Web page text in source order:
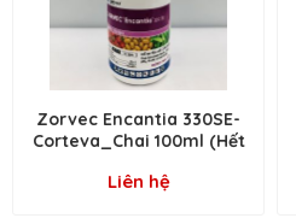
Zorvec Encantia 330SE-
Corteva_Chai 100ml (Hết
Liên hệ